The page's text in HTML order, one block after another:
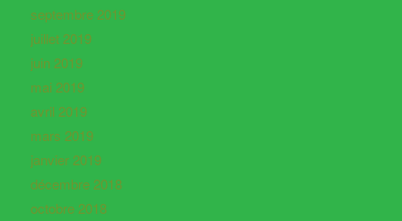
septembre 2019
juillet 2019
juin 2019
mai 2019
avril 2019
mars 2019
janvier 2019
décembre 2018
octobre 2018